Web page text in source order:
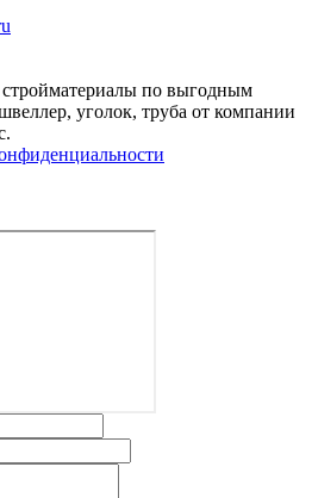
по выгодным
уголок, труба от компании